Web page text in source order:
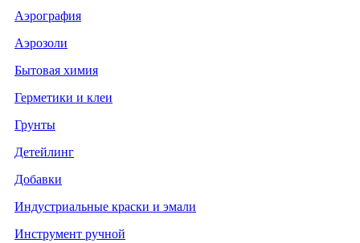
Аэрография
Аэрозоли
Бытовая химия
Герметики и клеи
Грунты
Детейлинг
Добавки
Индустриальные краски и эмали
Инструмент ручной